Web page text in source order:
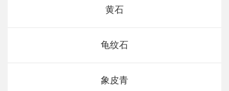
黄石
龟纹石
象皮青